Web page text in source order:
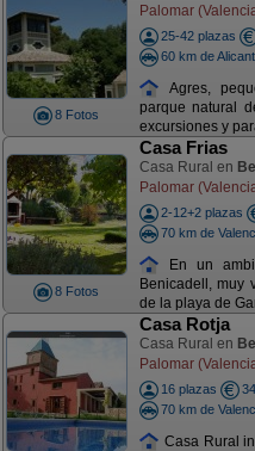
8 Fotos
Palomar
25-42 plazas
60 km de
Agres,
parque natural
excursiones y
8 Fotos
Casa Frias
Casa Rural en
Palomar
2-12+2 plazas
70 km de
En un
Benicadell, muy
de la playa de
Casa Rotja
Casa Rural en
Palomar
16 plazas
70 km de
Casa Rural